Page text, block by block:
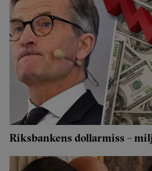
Riksbankens dollarmiss –